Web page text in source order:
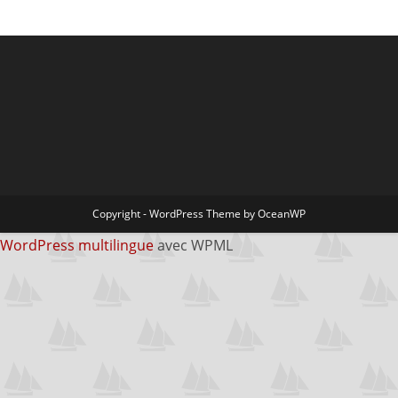
Copyright - WordPress Theme by OceanWP
WordPress multilingueavec WPML